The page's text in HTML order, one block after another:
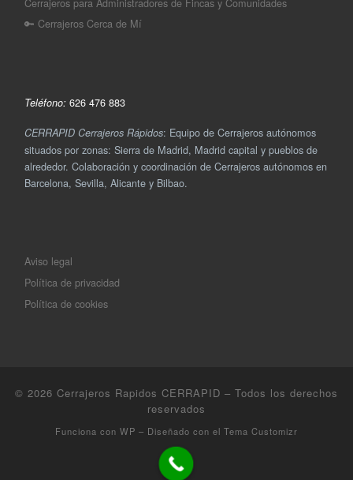
🔑 Cerrajeros Cerca de Mí
Teléfono: 626 476 883
CERRAPID Cerrajeros Rápidos: Equipo de Cerrajeros autónomos
situados por zonas: Sierra de Madrid, Madrid capital y pueblos de
alrededor. Colaboración y coordinación de Cerrajeros autónomos en
Barcelona, Sevilla, Alicante y Bilbao.
Aviso legal
Política de privacidad
Política de cookies
© 2026 Cerrajeros Rapidos CERRAPID – Todos los derechos
reservados
Funciona con WP – Diseñado con el Tema Customizr